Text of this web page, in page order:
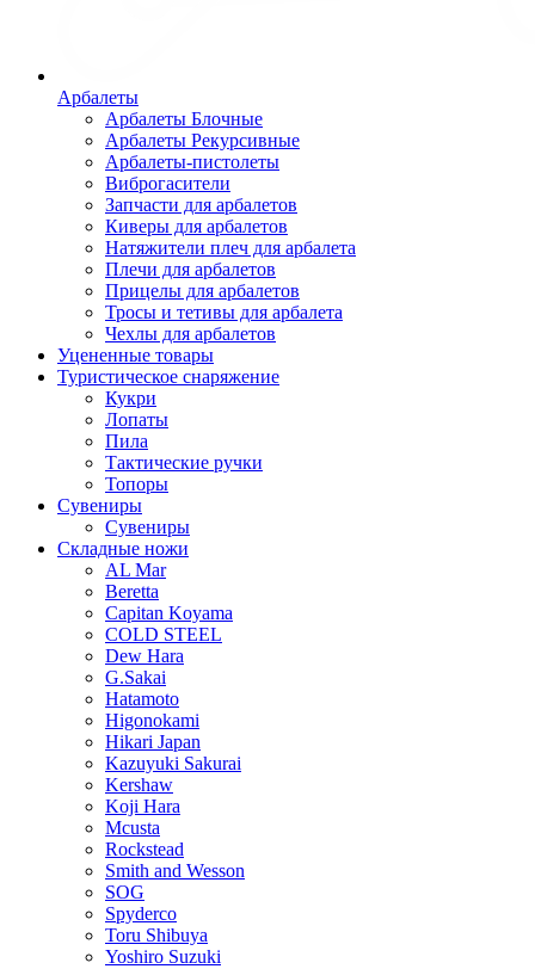
Арбалеты
Арбалеты Блочные
Арбалеты Рекурсивные
Арбалеты-пистолеты
Виброгасители
Запчасти для арбалетов
Киверы для арбалетов
Натяжители плеч для арбалета
Плечи для арбалетов
Прицелы для арбалетов
Тросы и тетивы для арбалета
Чехлы для арбалетов
Уцененные товары
Туристическое снаряжение
Кукри
Лопаты
Пила
Тактические ручки
Топоры
Сувениры
Сувениры
Складные ножи
AL Mar
Beretta
Capitan Koyama
COLD STEEL
Dew Hara
G.Sakai
Hatamoto
Higonokami
Hikari Japan
Kazuyuki Sakurai
Kershaw
Koji Hara
Mcusta
Rockstead
Smith and Wesson
SOG
Spyderco
Toru Shibuya
Yoshiro Suzuki